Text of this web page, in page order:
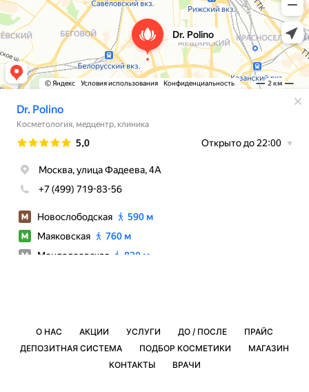
О НАС АКЦИИ УСЛУГИ ДО / ПОСЛЕ
ПРАЙС
ДЕПОЗИТНАЯ СИСТЕМА
ПОДБОР КОСМЕТИКИ
МАГАЗИН
КОНТАКТЫ
ВРАЧИ